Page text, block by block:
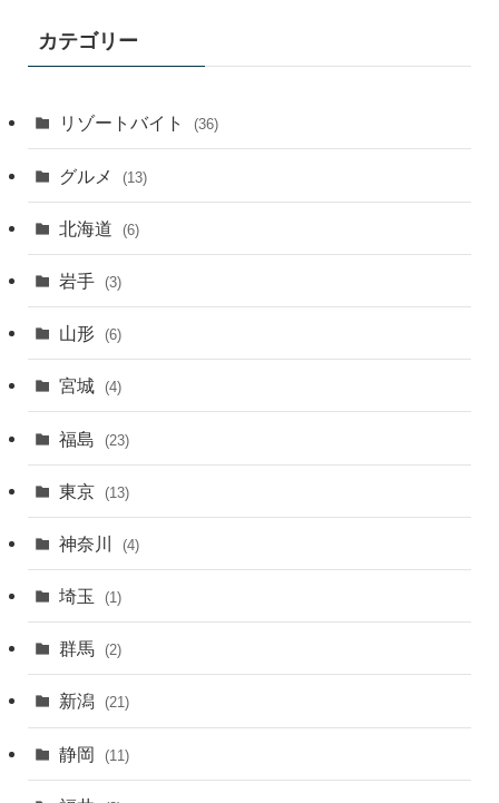
ブ
カテゴリー
リゾートバイト (36)
グルメ (13)
北海道 (6)
岩手 (3)
山形 (6)
宮城 (4)
福島 (23)
東京 (13)
神奈川 (4)
埼玉 (1)
群馬 (2)
新潟 (21)
静岡 (11)